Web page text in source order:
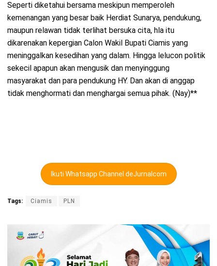
Seperti diketahui bersama meskipun memperoleh
kemenangan yang besar baik Herdiat Sunarya, pendukung,
maupun relawan tidak terlihat bersuka cita, hla itu
dikarenakan kepergian Calon Wakil Bupati Ciamis yang
meninggalkan kesedihan yang dalam. Hingga lelucon politik
sekecil apapun akan mengusik dan menyinggung
masyarakat dan para pendukung HY. Dan akan di anggap
tidak menghormati dan menghargai semua pihak. (Nay)**
Ikuti Whatsapp Channel deJurnalcom
Tags: Ciamis PLN